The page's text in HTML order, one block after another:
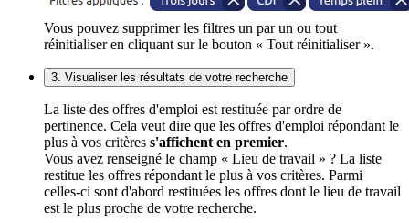
Vous pouvez supprimer les filtres un par un ou tout
réinitialiser en cliquant sur le bouton « Tout réinitialiser ».
3. Visualiser les résultats de votre recherche
La liste des offres d'emploi est restituée par ordre de
pertinence. Cela veut dire que les offres d'emploi répondant le
plus à vos critères s'affichent en premier.
Vous avez renseigné le champ « Lieu de travail » ? La liste
restitue les offres répondant le plus à vos critères. Parmi
celles-ci sont d'abord restituées les offres dont le lieu de travail
est le plus proche de votre recherche.